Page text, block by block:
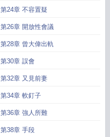
第24章 不容置疑
第26章 開放性會議
第28章 曾大偉出軌
第30章 誤會
第32章 又見前妻
第34章 軟釘子
第36章 強人所難
第38章 手段